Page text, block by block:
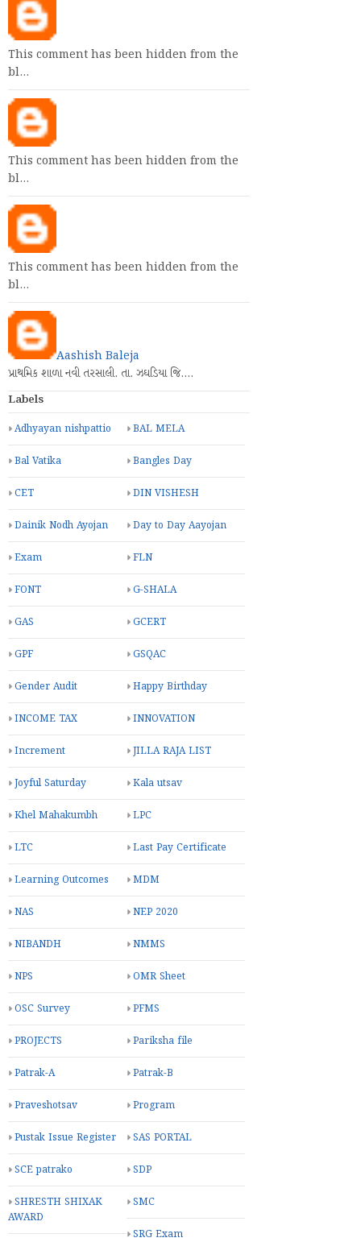
This comment has been hidden from the
bl…
This comment has been hidden from the
bl…
This comment has been hidden from the
bl…
Aashish Baleja
પ્રાથમિક શાળા નવી તરસાલી. તા. ઝઘડિયા જિ.…
Labels
Adhyayan nishpattio BAL MELA
Bal Vatika Bangles Day
CET DIN VISHESH
Dainik Nodh Ayojan Day to Day Aayojan
Exam FLN
FONT G-SHALA
GAS GCERT
GPF GSQAC
Gender Audit Happy Birthday
INCOME TAX INNOVATION
Increment JILLA RAJA LIST
Joyful Saturday Kala utsav
Khel Mahakumbh LPC
LTC Last Pay Certificate
Learning Outcomes MDM
NAS NEP 2020
NIBANDH NMMS
NPS OMR Sheet
OSC Survey PFMS
PROJECTS Pariksha file
Patrak-A Patrak-B
Praveshotsav Program
Pustak Issue Register SAS PORTAL
SCE patrako SDP
SHRESTH SHIXAK
AWARD
SMC
SRG Exam